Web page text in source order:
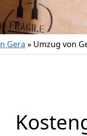
Gera » Umzug von